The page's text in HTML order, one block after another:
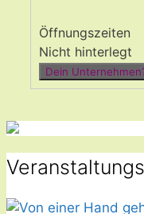
Öffnungszeiten
Nicht hinterlegt
Dein